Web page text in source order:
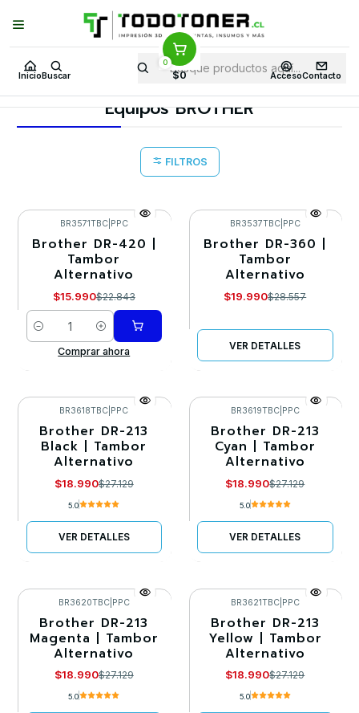
Inicio Buscar
0
$0 AccesoContacto
Puedes Elegir: Comprar enTienda· Despachoa Todo Chile · Retiro en
Tienda en24 Horas
Inicio Toner y tambor Tambor Alternativo BROTHER
Equipos BROTHER
Equipos BROTHER
FILTROS
-30%
BR3571TBC| PPC
Brother DR-420 |
Tambor
Alternativo
$15.990$22.843
Cantidad
Comprar ahora
-30%
Agotado
BR3537TBC| PPC
Brother DR-360 |
Tambor
Alternativo
$19.990$28.557
VER DETALLES
-30%
Agotado
BR3618TBC PPC
Brother DR-213
Black | Tambor
Alternativo
$18.990$27.129
5.0
VER DETALLES
-30%
Agotado
BR3619TBC| PPC
Brother DR-213
Cyan | Tambor
Alternativo
$18.990$27.129
5.0
VER DETALLES
-30%
Agotado
BR3620TBC| PPC
Brother DR-213
Magenta | Tambor
Alternativo
$18.990$27.129
5.0
-30%
Agotado
BR3621TBC| PPC
Brother DR-213
Yellow | Tambor
Alternativo
$18.990$27.129
5.0